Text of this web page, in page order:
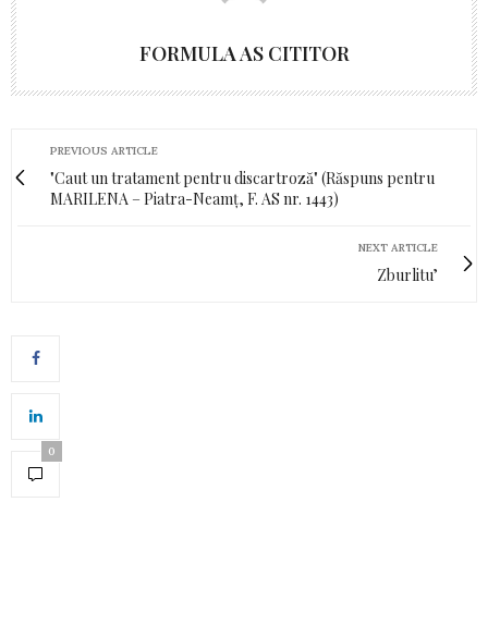
FORMULA AS CITITOR
PREVIOUS ARTICLE
"Caut un tratament pentru discartroză" (Răspuns pentru
MARILENA – Piatra-Neamț, F. AS nr. 1443)
NEXT ARTICLE
Zburlitu’
0